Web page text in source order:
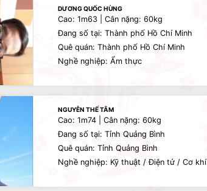
DƯƠNG QUỐC HÙNG
Cao: 1m63 | Cân nặng: 60kg
Đang số tại: Thành phố Hồ Chí Minh
Quê quán: Thành phố Hồ Chí Minh
Nghề nghiệp: Ẩm thực
NGUYỄN THẾ TÂM
Cao: 1m74 | Cân nặng: 60kg
Đang số tại: Tỉnh Quảng Bình
Quê quán: Tỉnh Quảng Bình
Nghề nghiệp: Kỹ thuật / Điện tử / Cơ khí